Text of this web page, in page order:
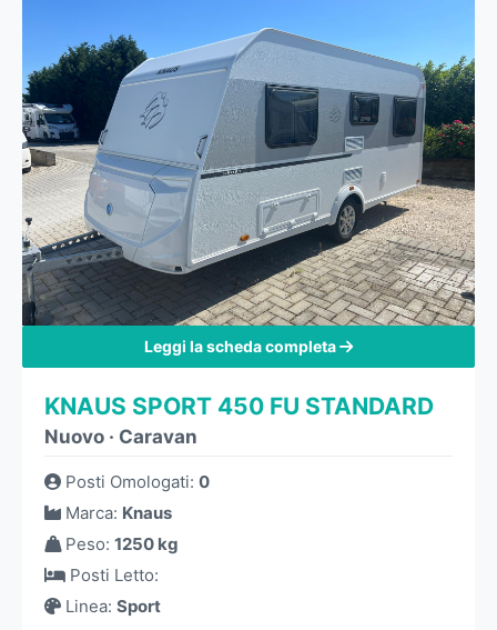
Leggi la scheda completa
KNAUS SPORT 450 FU STANDARD
Nuovo · Caravan
Posti Omologati: 0
Marca: Knaus
Peso: 1250 kg
Posti Letto:
Linea: Sport